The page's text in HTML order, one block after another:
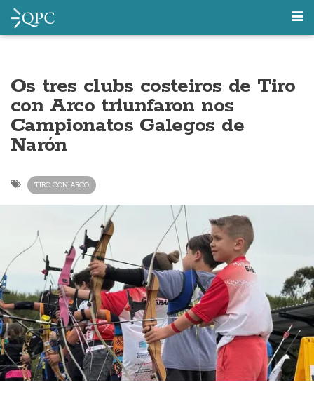
Os tres clubs costeiros de Tiro
con Arco triunfaron nos
Campionatos Galegos de
Narón
TIRO CON ARCO